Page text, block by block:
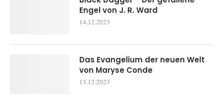
Engel von J. R. Ward
14.12.2023
Das Evangelium der neuen Welt
von Maryse Conde
13.12.2023